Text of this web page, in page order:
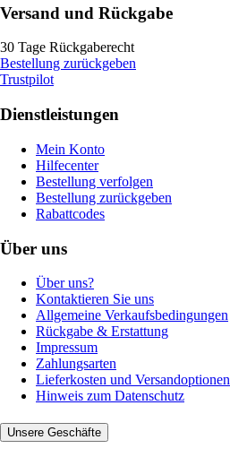
Versand und Rückgabe
30 Tage Rückgaberecht
Bestellung zurückgeben
Trustpilot
Dienstleistungen
Mein Konto
Hilfecenter
Bestellung verfolgen
Bestellung zurückgeben
Rabattcodes
Über uns
Über uns?
Kontaktieren Sie uns
Allgemeine Verkaufsbedingungen
Rückgabe & Erstattung
Impressum
Zahlungsarten
Lieferkosten und Versandoptionen
Hinweis zum Datenschutz
Unsere Geschäfte